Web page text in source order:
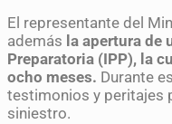
El representante del
además la apertura de
Preparatoria (IPP), la
ocho meses. Durante
testimonios y peritajes
siniestro.